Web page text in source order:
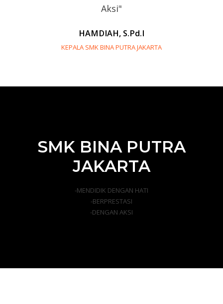
Aksi"
HAMDIAH, S.Pd.I
KEPALA SMK BINA PUTRA JAKARTA
SMK BINA PUTRA
JAKARTA
-MENDIDIK DENGAN HATI
-BERPRESTASI
-DENGAN AKSI